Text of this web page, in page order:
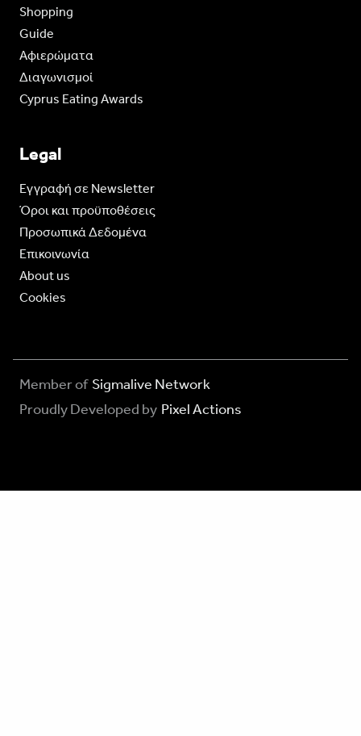
Shopping
Guide
Aφιερώματα
Διαγωνισμοί
Cyprus Eating Awards
Legal
Eγγραφή σε Newsletter
Όροι και προϋποθέσεις
Προσωπικά Δεδομένα
Επικοινωνία
About us
Cookies
Member of Sigmalive Network
Proudly Developed by Pixel Actions